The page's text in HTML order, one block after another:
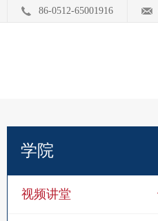
86-0512-65001916
学院
视频讲堂